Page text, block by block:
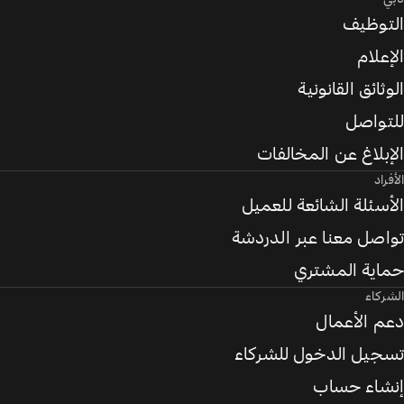
التوظيف
الإعلام
الوثائق القانونية
للتواصل
الإبلاغ عن المخالفات
الأفراد
الأسئلة الشائعة للعميل
تواصل معنا عبر الدردشة
حماية المشتري
الشركاء
دعم الأعمال
تسجيل الدخول للشركاء
إنشاء حساب